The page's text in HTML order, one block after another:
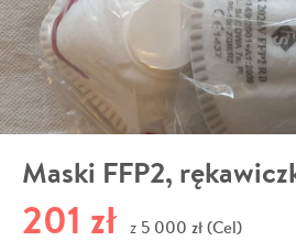
Maski FFP2,
201 zł z 5 000 zł (Cel)